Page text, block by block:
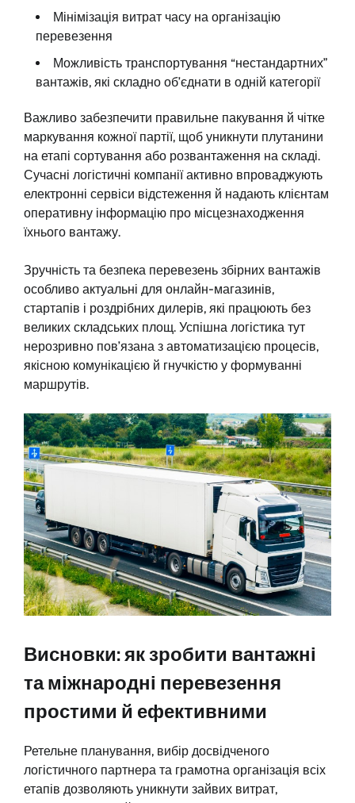
Мінімізація витрат часу на організацію
перевезення
Можливість транспортування “нестандартних”
вантажів, які складно об’єднати в одній категорії
Важливо забезпечити правильне пакування й чітке
маркування кожної партії, щоб уникнути плутанини
на етапі сортування або розвантаження на складі.
Сучасні логістичні компанії активно впроваджують
електронні сервіси відстеження й надають клієнтам
оперативну інформацію про місцезнаходження
їхнього вантажу.
Зручність та безпека перевезень збірних вантажів
особливо актуальні для онлайн-магазинів,
стартапів і роздрібних дилерів, які працюють без
великих складських площ. Успішна логістика тут
нерозривно пов’язана з автоматизацією процесів,
якісною комунікацією й гнучкістю у формуванні
маршрутів.
Висновки: як зробити вантажні
та міжнародні перевезення
простими й ефективними
Ретельне планування, вибір досвідченого
логістичного партнера та грамотна організація всіх
етапів дозволяють уникнути зайвих витрат,